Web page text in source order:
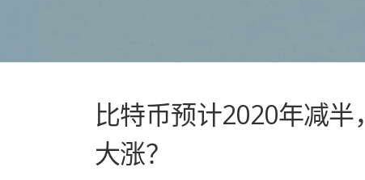
比特币预计2020年减
大涨？